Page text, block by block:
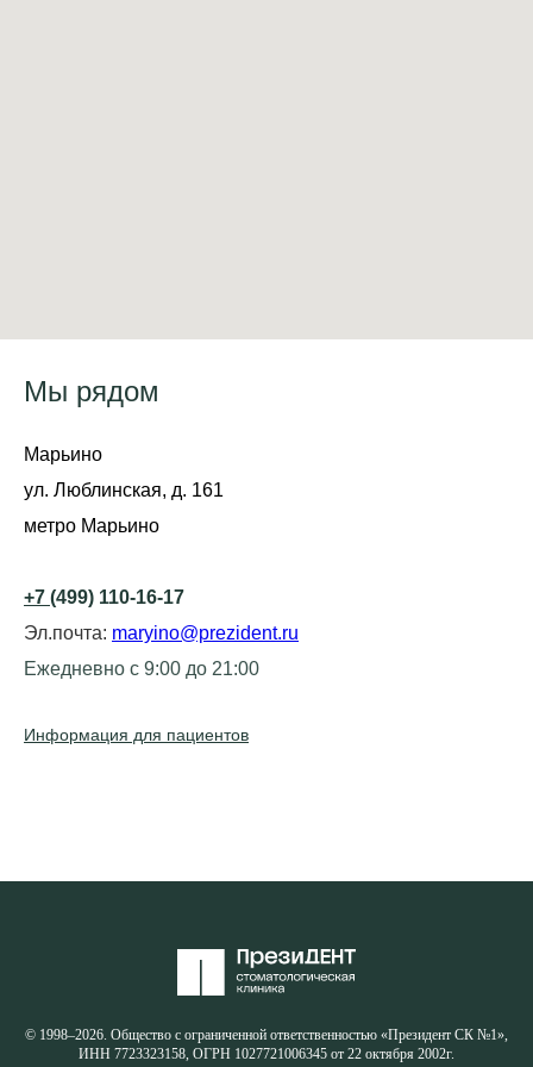
Мы рядом
Марьино
ул. Люблинская, д. 161
метро Марьино
+7 (499) 110-16-17
Эл.почта: maryino@prezident.ru
Ежедневно с 9:00 до 21:00
Информация для пациентов
© 1998–2026. Общество с ограниченной ответственностью «Президент СК №1»,
ИНН 7723323158, ОГРН 1027721006345 от 22 октября 2002г.